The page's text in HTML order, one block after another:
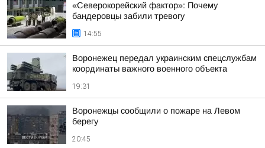
«Северокорейский фактор»: Почему
бандеровцы забили тревогу
14:55
Воронежец передал украинским спецслужбам
координаты важного военного объекта
19:31
Воронежцы сообщили о пожаре на Левом
берегу
20:45